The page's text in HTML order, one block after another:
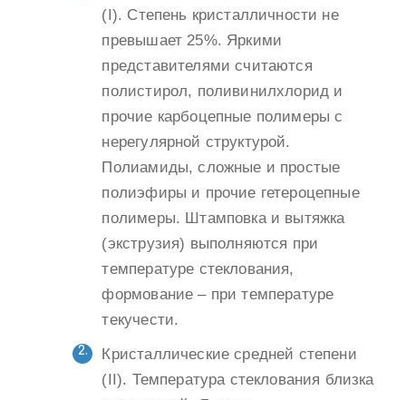
(I). Степень кристалличности не
превышает 25%. Яркими
представителями считаются
полистирол, поливинилхлорид и
прочие карбоцепные полимеры с
нерегулярной структурой.
Полиамиды, сложные и простые
полиэфиры и прочие гетероцепные
полимеры. Штамповка и вытяжка
(экструзия) выполняются при
температуре стеклования,
формование – при температуре
текучести.
Кристаллические средней степени
(II). Температура стеклования близка